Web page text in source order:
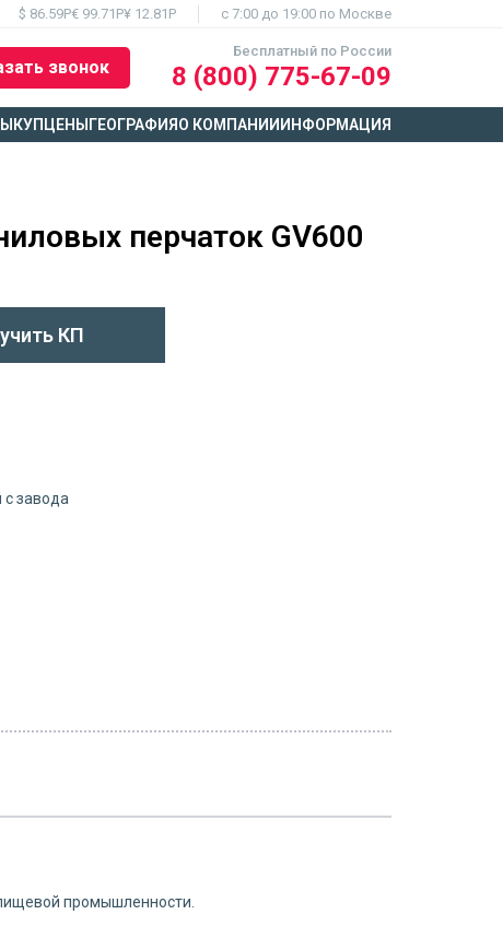
$ 86.59Р€ 99.71Р¥ 12.81Р c 7:00 до 19:00 по Москве
звонок
Бесплатный по России
8 (800) 775-67-09
ЦЕНЫ ГЕОГРАФИЯО КОМПАНИИ ИНФОРМАЦИЯ
перчаток GV600
КП
с завода
промышленности.